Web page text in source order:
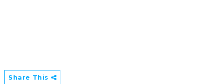
Share This